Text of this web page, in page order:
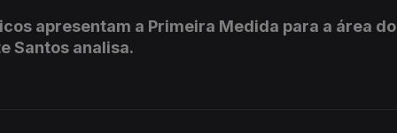
apresentam a Primeira Medida para a área do
Santos analisa.